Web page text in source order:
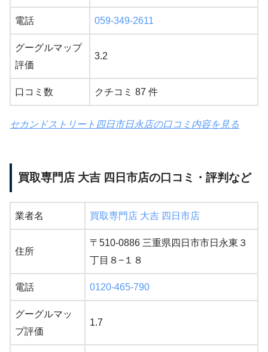
電話 059-349-2611
グーグルマップ
評価
3.2
口コミ数 クチコミ 87 件
セカンドストリート四日市日永店の口コミ内容を見る
買取専門店 大吉 四日市店の口コミ・評判など
業者名 買取専門店 大吉 四日市店
住所
〒510-0886 三重県四日市市日永東３
丁目８−１８
電話 0120-465-790
グーグルマッ
プ評価
1.7